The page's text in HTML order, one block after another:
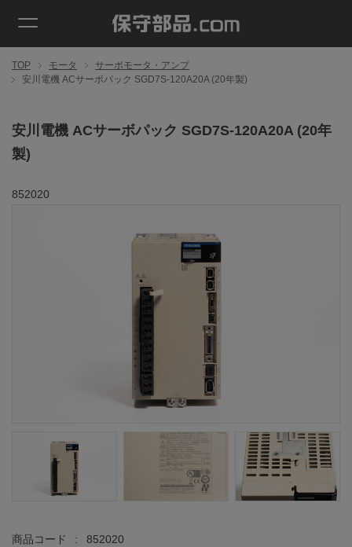
TOP モータ
サーボモータ・アンプ
安川電機 ACサーボパック SGD7S-120A20A (20年製)
安川電機 ACサーボパック SGD7S-120A20A (20年
製)
852020
商品コード : 852020